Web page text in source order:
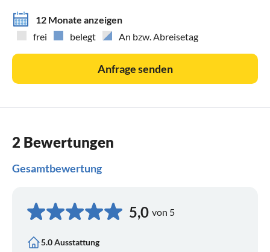
12 Monate anzeigen
frei
belegt An bzw. Abreisetag
Anfrage senden
2 Bewertungen
Gesamtbewertung
5,0 von 5
5.0 Ausstattung